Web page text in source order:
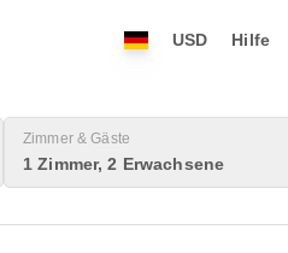
USD Hilfe
Zimmer & Gäste
1 Zimmer, 2 Erwachsene